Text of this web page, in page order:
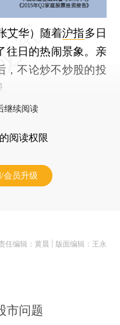
艾华） 随着沪指多日
往日的热闹景象。亲
，不论炒不炒股的投
继续阅读
阅读权限
会员升级
任编辑：黄晨 | 版面编辑：王永
市问题